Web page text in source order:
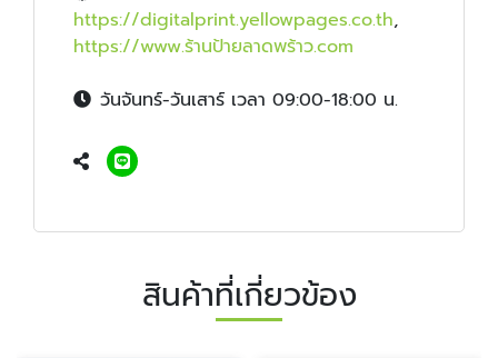
https://digitalprint.yellowpages.co.th,
https://www.ร้านป้ายลาดพร้าว.com
วันจันทร์-วันเสาร์ เวลา 09:00-18:00 น.
สินค้าที่เกี่ยวข้อง